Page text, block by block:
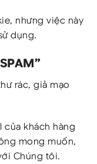
nhưng việc này
dụng.
rác, giả mạo
khách hàng
mong muốn,
Chúng tôi.